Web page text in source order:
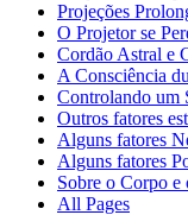
Projeções
O Projetor se
Cordão Astral e
A Consciência
Controlando um
Outros fatores
Alguns fatores
Alguns fatores
Sobre o Corpo e
All Pages